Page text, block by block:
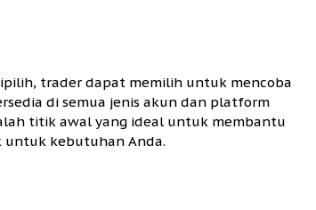
trader dapat memilih untuk mencoba
di semua jenis akun dan platform
titik awal yang ideal untuk membantu
kebutuhan Anda.